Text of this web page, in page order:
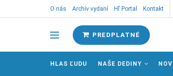
O nás Archív vydaní Hľ Portal Kontakt
PREDPLATNÉ
HLAS ĽUDU NAŠE DEDINY